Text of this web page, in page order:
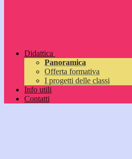
Didattica
Panoramica
Offerta formativa
I progetti delle classi
Info utili
Contatti